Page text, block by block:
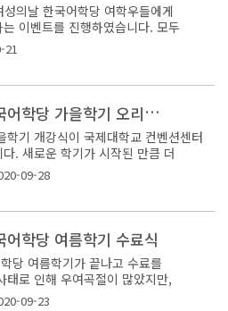
의날 한국어학당 여학우들에게
이벤트를 진행하였습니다. 모두
21
2
020학년도 한국어학당 가을학기 오리엔테이션
학기 개강식이 국제대학교 컨벤션센터
. 새로운 학기가 시작된 만큼 더
을 거두시길 바랍니다. 또 추석을
09-28
학당 여름학기 수료식
당 여름학기가 끝나고 수료를
태로 인해 우여곡절이 많았지만,
들과 선생님들 고생하셨습니다.
09-23